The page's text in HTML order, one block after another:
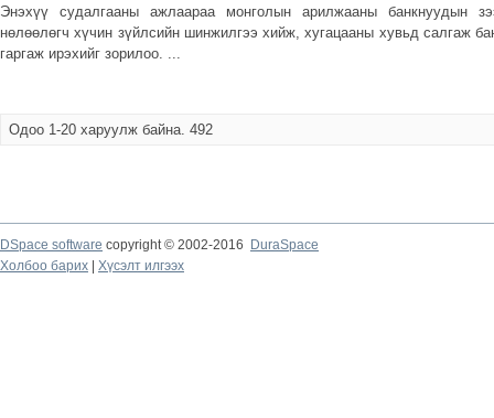
Энэхүү судалгааны ажлаараа монголын арилжааны банкнуудын
нөлөөлөгч хүчин зүйлсийн шинжилгээ хийж, хугацааны хувьд салгаж
гаргаж ирэхийг зорилоо. ...
Одоо 1-20 харуулж байна. 492
DSpace software copyright © 2002-2016
DuraSpace
Холбоо барих
Хүсэлт илгээх